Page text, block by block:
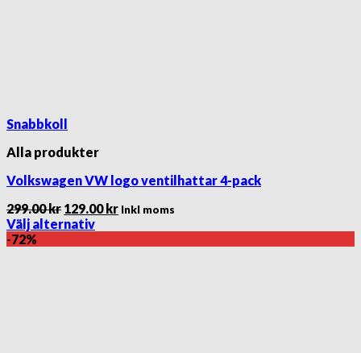
Snabbkoll
Alla produkter
Volkswagen VW logo ventilhattar 4-pack
299.00kr Det
ursprungliga
129.00krDet
Inkl moms
Välj alternativ
Den
-72%